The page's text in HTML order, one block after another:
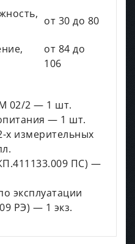
от 30 до 80
от 84 до
106
02/2 — 1 шт.
— 1 шт.
х измерительных
ПС) —
эксплуатации
РЭ) — 1 экз.